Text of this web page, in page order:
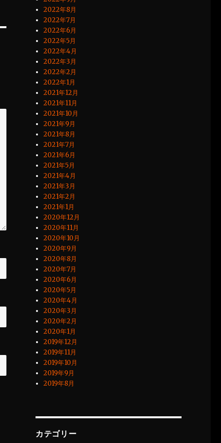
2022年8月
2022年7月
2022年6月
2022年5月
2022年4月
2022年3月
2022年2月
2022年1月
2021年12月
2021年11月
2021年10月
2021年9月
2021年8月
2021年7月
2021年6月
2021年5月
2021年4月
2021年3月
2021年2月
2021年1月
2020年12月
2020年11月
2020年10月
2020年9月
2020年8月
2020年7月
2020年6月
2020年5月
2020年4月
2020年3月
2020年2月
2020年1月
2019年12月
2019年11月
2019年10月
2019年9月
2019年8月
カテゴリー